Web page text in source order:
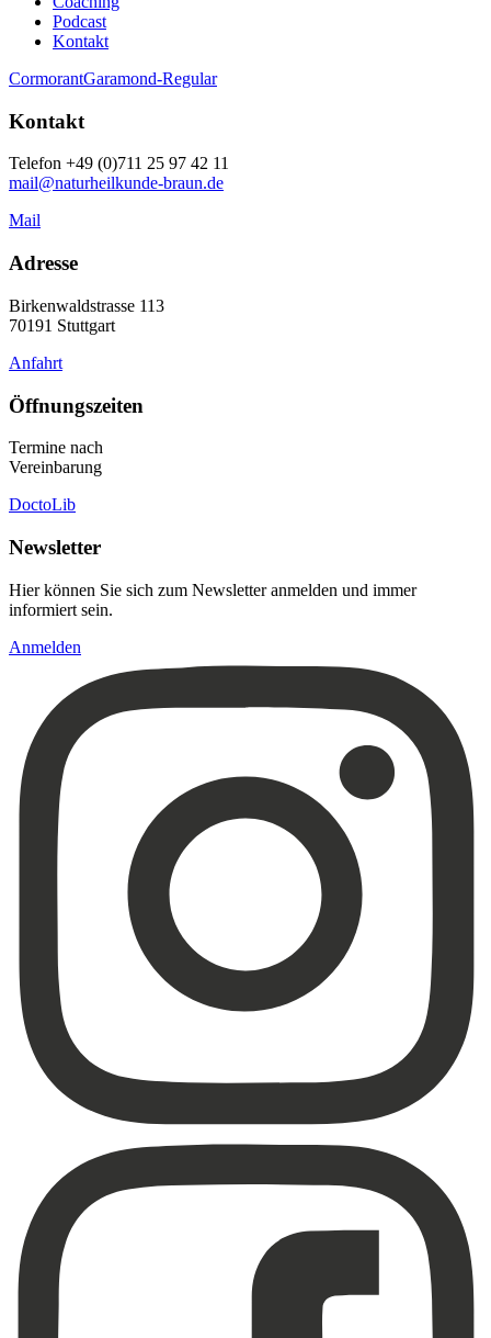
Podcast
Kontakt
CormorantGaramond-Regular
Kontakt
Telefon +49 (0)711 25 97 42 11
mail@naturheilkunde-braun.de
Mail
Adresse
Birkenwaldstrasse 113
70191 Stuttgart
Anfahrt
Öffnungszeiten
Termine nach
Vereinbarung
DoctoLib
Newsletter
Hier können Sie sich zum Newsletter anmelden und immer
informiert sein.
Anmelden